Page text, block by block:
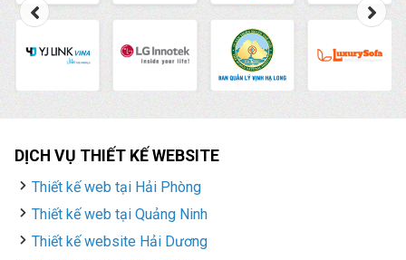
DỊCH VỤ THIẾT KẾ WEBSITE
Thiết kế web tại Hải Phòng
Thiết kế web tại Quảng Ninh
Thiết kế website Hải Dương